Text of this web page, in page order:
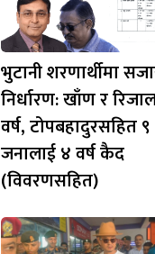
भुटानी शरणार्थीमा
निर्धारण: खाँण र
वर्ष, टोपबहादुरसहित ९
जनालाई ४ वर्ष कैद
(विवरणसहित)